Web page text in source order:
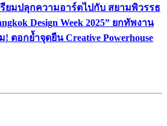
ยมปลุกความอาร์ตไปกับ สยามพิวรรธ
Design Week 2025” ยกทัพงาน
ตอกย้ำจุดยืน Creative Powerhouse